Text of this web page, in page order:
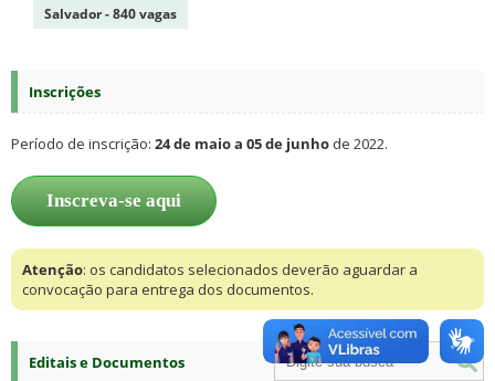
Salvador - 840 vagas
Inscrições
Período de inscrição: 24 de maio a 05 de junho de 2022.
Inscreva-se aqui
Atenção: os candidatos selecionados deverão aguardar a
convocação para entrega dos documentos.
Editais e Documentos